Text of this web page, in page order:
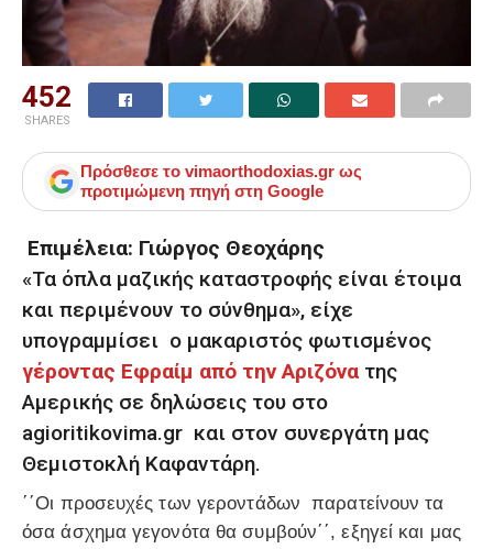
452
SHARES
Πρόσθεσε το vimaorthodoxias.gr ως
προτιμώμενη πηγή στη Google
Επιμέλεια: Γιώργος Θεοχάρης
«Τα όπλα μαζικής καταστροφής είναι έτοιμα
και περιμένουν το σύνθημα», είχε
υπογραμμίσει ο μακαριστός φωτισμένος
γέροντας Εφραίμ από την Αριζόνα της
Αμερικής σε δηλώσεις του στο
agioritikovima.gr και στον συνεργάτη μας
Θεμιστοκλή Καφαντάρη.
΄΄Οι προσευχές των γεροντάδων παρατείνουν τα
όσα άσχημα γεγονότα θα συμβούν΄΄, εξηγεί και μας